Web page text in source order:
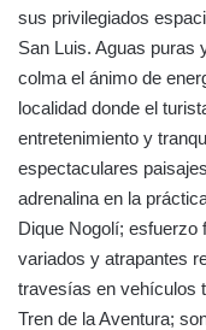
sus privilegiados
San Luis. Aguas puras
colma el ánimo de
localidad donde el
entretenimiento y
espectaculares
adrenalina en la
Dique Nogolí; esfuerzo
variados y atrapantes
travesías en vehículos
Tren de la Aventura;